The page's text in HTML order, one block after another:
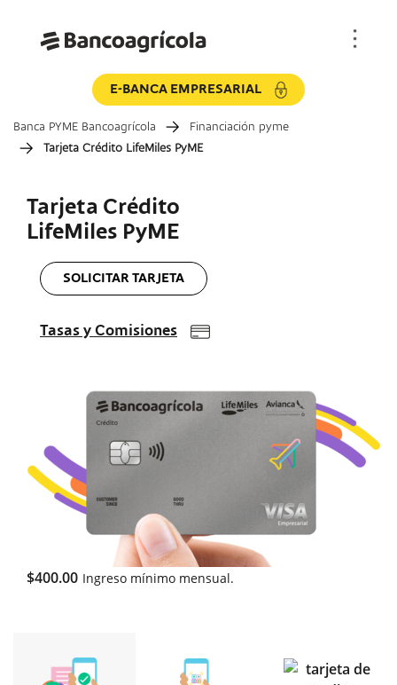
E-BANCA EMPRESARIAL
Banca PYME Bancoagrícola
Financiación pyme
Tarjeta Crédito LifeMiles PyME
Tarjeta Crédito
LifeMiles PyME
SOLICITAR TARJETA
Tasas y Comisiones
$400.00 Ingreso mínimo mensual.